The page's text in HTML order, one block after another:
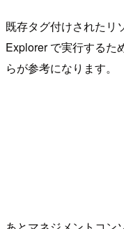
既存タグ付けされたリ
Explorer で実行するた
らが参考になります。